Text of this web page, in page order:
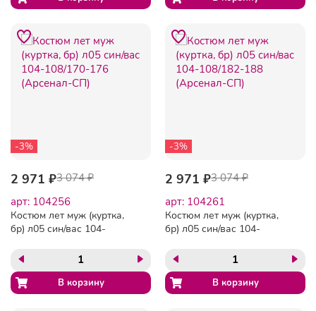
-3%
2 971 ₽3 074 ₽
арт: 104256
Костюм лет муж (куртка,
бр) л05 син/вас 104-
-3%
2 971 ₽3 074 ₽
арт: 104261
Костюм лет муж (куртка,
бр) л05 син/вас 104-